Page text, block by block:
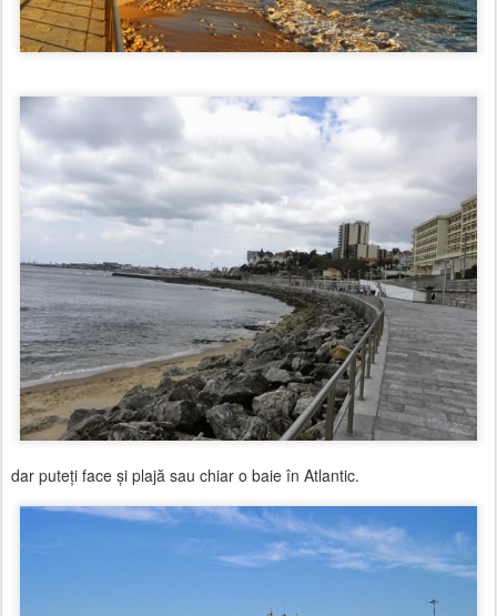
dar puteţi face şi plajă sau chiar o baie în Atlantic.